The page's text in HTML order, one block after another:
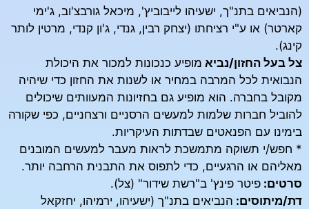
(הנביאים בתנ"ך, ישעיהו לייבוביץ', מיכאל גורבצ'וב, ג'ימי
קארטר) או ע"י רציחתו (יצחק רבין, גנדי, ג'ון קנדי, מרטין לותר
קינג).
צל בעל החזון/נביא מופיע כנכונות למכור את היכולת
הנבואית לכל המרבה במחיר או לשנות את החזון כדי שיהיה
מקובל בחברה. הוא מופיע גם בחזיונות המעוותים שיכולים
להוביל חברות שלמות למעשים הרסניים ורצחניים, כפי שקורה
בימינו עם הפנאטים שבדתות העיקריות.
* חפש/י תשוקה מתמשכת לראות מעבר למעשים המובנים
מאליהם או הרגעיים, כדי לתפוס את התבנית הרחבה יותר.
סרטים: פיטר פינץ' ב"רשת שידור" (צל).
דת/מיתוסים: הנביאים בתנ"ך (ישעיהו, ירמיהו, יחזקאל